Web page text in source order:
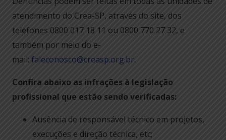
atendimento do Crea-SP, através do site, dos
telefones 0800 017 18 11 ou 0800 770 27 32, e
também por meio do e-
mail: faleconosco@creasp.org.br.
Confira abaixo as infrações à legislação
profissional que estão sendo verificadas:
Ausência de responsável técnico em projetos,
execuções e direção técnica, etc;